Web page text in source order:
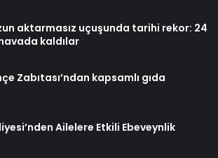
aktarmasız uçuşunda tarihi rekor: 24
kaldılar
Zabıtası’ndan kapsamlı gıda
Ailelere Etkili Ebeveynlik